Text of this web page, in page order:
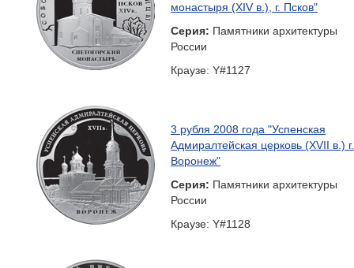
монастыря (XIV в.), г. Псков"
Серия: Памятники архитектуры
России
Краузе: Y#1127
3 рубля 2008 года "Успенская
Адмиралтейская церковь (XVII в.) г.
Воронеж"
Серия: Памятники архитектуры
России
Краузе: Y#1128